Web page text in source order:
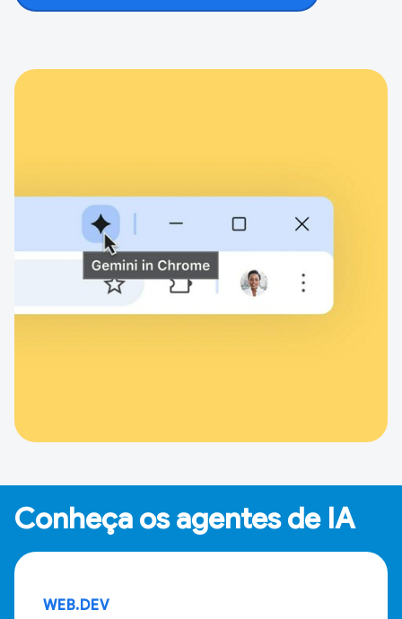
Conheça os agentes de IA
WEB.DEV